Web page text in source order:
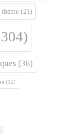
théme (21)
(36)
(12)